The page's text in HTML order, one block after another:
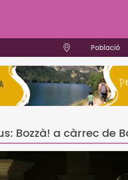
Població
Bozzà! a càrrec de